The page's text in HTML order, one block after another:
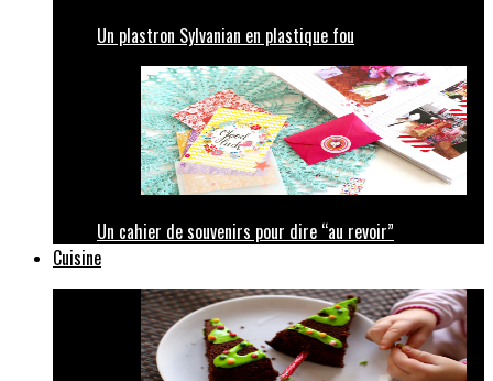
Un plastron Sylvanian en plastique fou
Un cahier de souvenirs pour dire “au revoir”
Cuisine